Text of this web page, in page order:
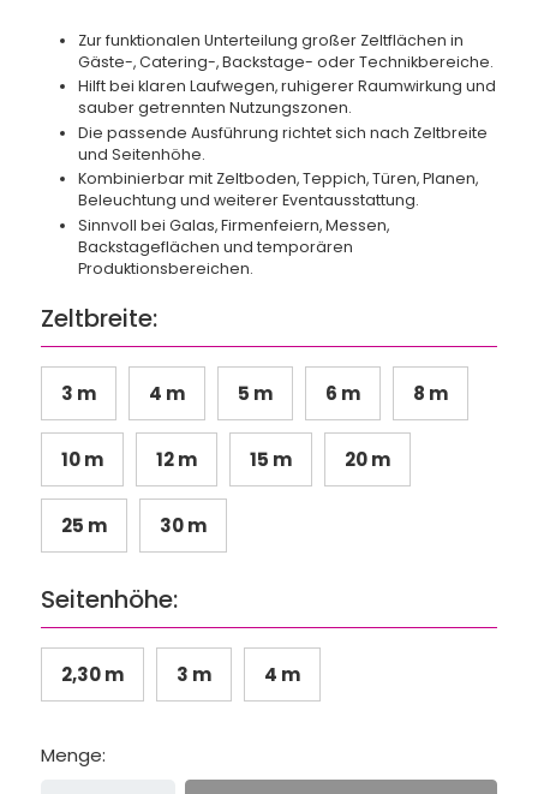
Zur funktionalen Unterteilung großer Zeltflächen in
Gäste-, Catering-, Backstage- oder Technikbereiche.
Hilft bei klaren Laufwegen, ruhigerer Raumwirkung und
sauber getrennten Nutzungszonen.
Die passende Ausführung richtet sich nach Zeltbreite
und Seitenhöhe.
Kombinierbar mit Zeltboden, Teppich, Türen, Planen,
Beleuchtung und weiterer Eventausstattung.
Sinnvoll bei Galas, Firmenfeiern, Messen,
Backstageflächen und temporären
Produktionsbereichen.
Zeltbreite:
3 m 4 m 5 m 6 m 8 m
10 m 12 m 15 m 20 m
25 m 30 m
Seitenhöhe:
2,30 m 3 m 4 m
Menge: